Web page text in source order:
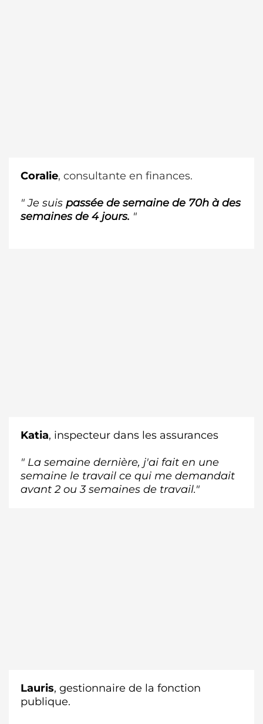
Coralie, consultante en finances.
" Je suis passée de semaine de 70h à des
semaines de 4 jours. "
Katia, inspecteur dans les assurances
" La semaine dernière, j'ai fait en une
semaine le travail ce qui me demandait
avant 2 ou 3 semaines de travail."
Lauris, gestionnaire de la fonction
publique.